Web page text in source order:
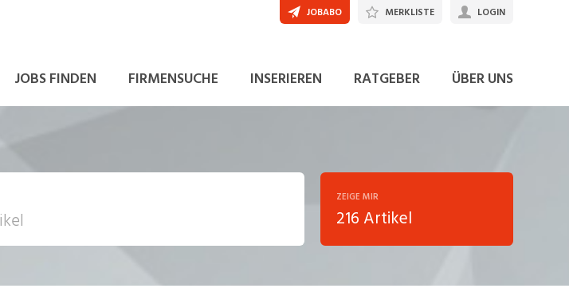
JOBS FINDEN FIRMENSUCHE INSERIEREN RATGEBER ÜBER UNS
JOBABO MERKLISTE LOGIN
Aus- und Weiterbildung
ZEIGE MIR
216 Artikel